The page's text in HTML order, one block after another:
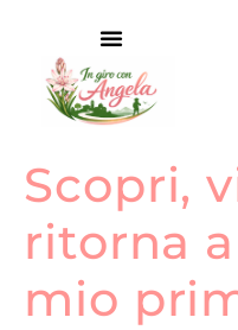
Scopri,
ritorna
mio